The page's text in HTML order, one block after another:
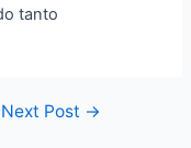
tanto
Next Post →